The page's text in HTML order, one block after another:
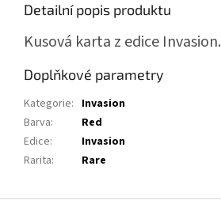
Detailní popis produktu
Kusová karta z edice Invasion.
Doplňkové parametry
Kategorie: Invasion
Barva:
Red
Edice:
Invasion
Rarita: Rare